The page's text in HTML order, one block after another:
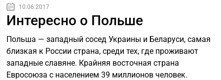
10.06.2017
Интересно о Польше
Польша — западный сосед Украины и Беларуси, самая
близкая к России страна, среди тех, где проживают
западные славяне. Крайняя восточная страна
Евросоюза с населением 39 миллионов человек.